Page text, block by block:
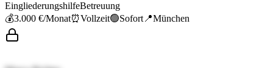
EingliederungshilfeBetreuung
💰3.000 €/Monat⏰Vollzeit🟢Sofort 📍München